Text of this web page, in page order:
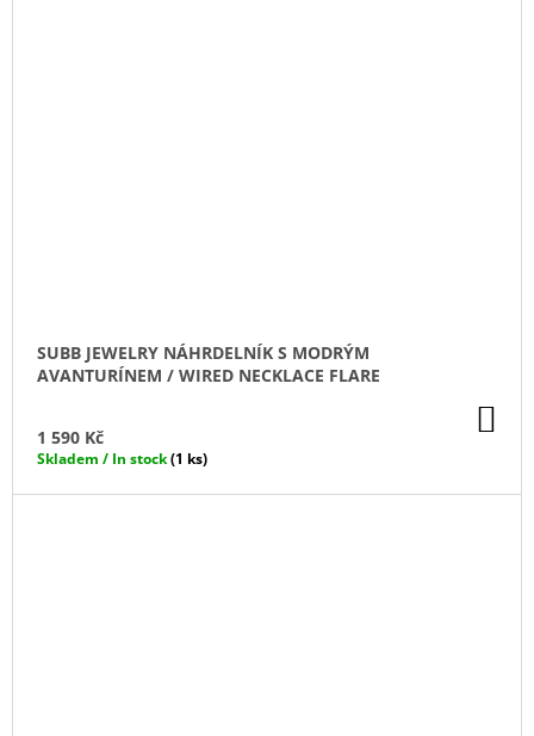
SUBB JEWELRY NÁHRDELNÍK S MODRÝM
AVANTURÍNEM / WIRED NECKLACE FLARE
1 590 Kč
Skladem / In stock(1 ks)